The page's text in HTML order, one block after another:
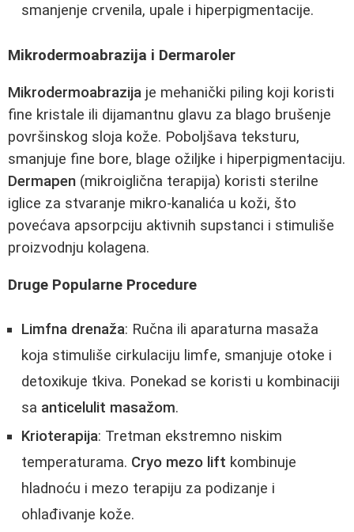
smanjenje crvenila, upale i hiperpigmentacije.
Mikrodermoabrazija i Dermaroler
Mikrodermoabrazija je mehanički piling koji koristi
fine kristale ili dijamantnu glavu za blago brušenje
površinskog sloja kože. Poboljšava teksturu,
smanjuje fine bore, blage ožiljke i hiperpigmentaciju.
Dermapen (mikroiglična terapija) koristi sterilne
iglice za stvaranje mikro-kanalića u koži, što
povećava apsorpciju aktivnih supstanci i stimuliše
proizvodnju kolagena.
Druge Popularne Procedure
Limfna drenaža: Ručna ili aparaturna masaža
koja stimuliše cirkulaciju limfe, smanjuje otoke i
detoxikuje tkiva. Ponekad se koristi u kombinaciji
sa anticelulit masažom.
Krioterapija: Tretman ekstremno niskim
temperaturama. Cryo mezo lift kombinuje
hladnoću i mezo terapiju za podizanje i
ohlađivanje kože.